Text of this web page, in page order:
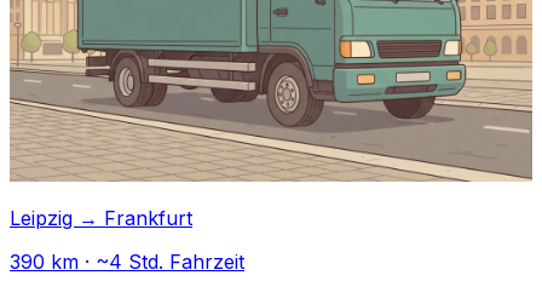
Leipzig → Frankfurt
390 km · ~4 Std. Fahrzeit